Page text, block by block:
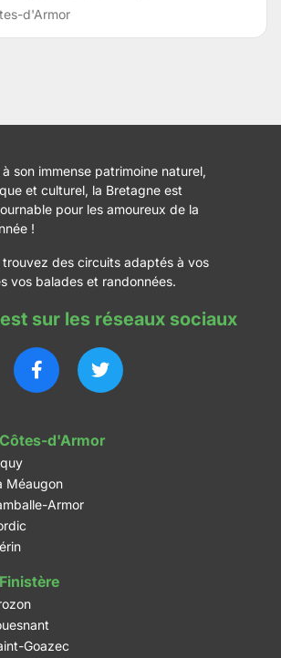
d'Armor
son immense patrimoine naturel,
et culturel, la Bretagne est
pour les amoureux de la
!
des circuits adaptés à vos
vos balades et randonnées.
sur les réseaux sociaux
d'Armor
Méaugon
Armor
Goazec